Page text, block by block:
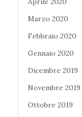
Marzo 2020
Febbraio 2020
Gennaio 2020
Dicembre 2019
Novembre 2019
Ottobre 2019